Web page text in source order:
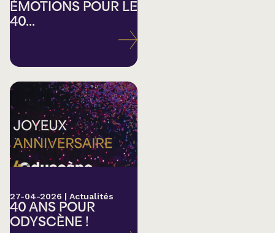
ÉMOTIONS POUR LE
40...
27-04-2026 | Actualités
40 ANS POUR
ODYSCÈNE !